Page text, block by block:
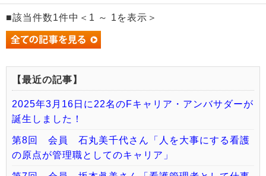
■該当件数1件中＜1 ～ 1を表示＞
【最近の記事】
2025年3月16日に22名のFキャリア・アンバサダーが
誕生しました！
第8回 会員 石丸美千代さん「人を大事にする看護
の原点が管理職としてのキャリア」